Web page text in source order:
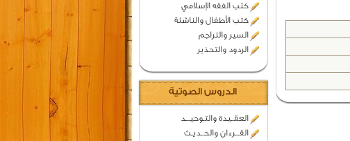
كتب الفقه الإسلامي
كتب الأطفال والناشئة
السير والتراجم
الردود والتحذير
الدروس الصوتية
العقــيدة والتـوحيـــد
القـــرءان والحــديـث